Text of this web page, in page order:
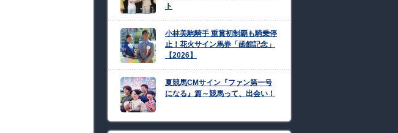
ト
小林美駒騎手 重賞初制覇も騎乗停
止！花火サイン馬券「函館記念」
【2026】
夏競馬CMサイン『ファン第一号
になる』篇～競馬って、出会い！